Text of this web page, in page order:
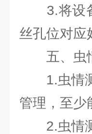
3.将设备
丝孔位对应
五、虫情
1.虫情测
管理，至少
2.虫情测